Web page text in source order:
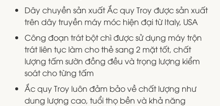
Dây chuyền sản xuất Ắc quy Troy được sản xuất
trên dây truyền máy móc hiện đại từ Italy, USA
Công đoạn trát bột chì được sử dụng máy trộn
trát liên tục làm cho thẻ sang 2 mặt tốt, chất
lượng tấm sườn đồng đều và trọng lượng kiểm
soát cho từng tấm
Ắc quy Troy luôn đảm bảo về chất lượng như
dung lượng cao, tuổi thọ bền và khả năng